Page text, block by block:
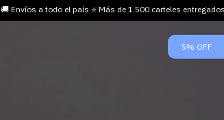
🚚 Envíos a todo el país ⭐ Más de 1.500 carteles
5% OFF